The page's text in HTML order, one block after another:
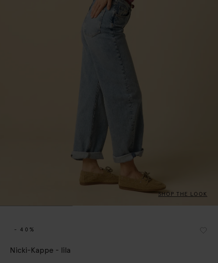
SHOP THE LOOK
- 40%
Nicki-Kappe - lila